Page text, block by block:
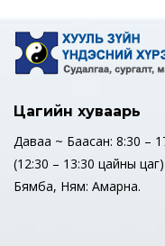
Цагийн хуваарь
Даваа ~ Баасан: 8:30 –
(12:30 – 13:30 цайны цаг)
Бямба, Ням: Амарна.